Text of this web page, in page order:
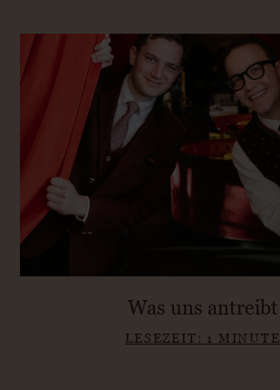
Was uns antreibt
LESEZEIT: 1 MINUTE